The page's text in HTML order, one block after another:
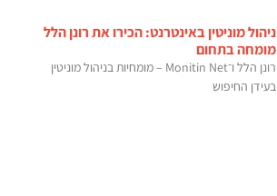
ניהול מוניטין באינטרנט: הכירו את רונן הלל
מומחה בתחום
רונן הלל ו־Monitin Net – מומחיות בניהול מוניטין
בעידן החיפוש